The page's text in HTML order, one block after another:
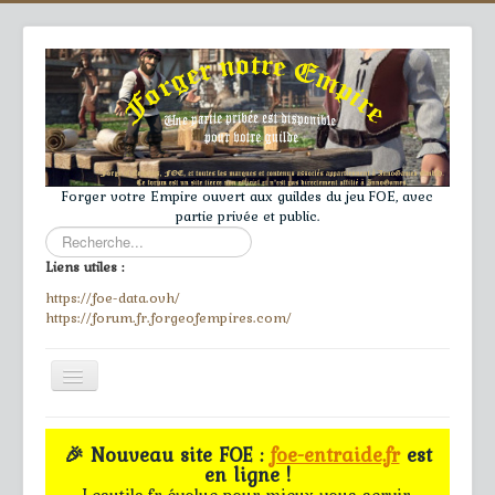
Forger votre Empire ouvert aux guildes du jeu FOE, avec
partie privée et public.
Rechercher
Liens utiles :
https://foe-data.ovh/
https://forum.fr.forgeofempires.com/
Toggle
Navigation
≡
Accueil
🎉 Nouveau site FOE :foe-entraide.frest
en ligne !